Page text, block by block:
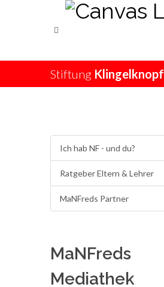
Stiftung Klingelknopf
Ich hab NF - und du?
Ratgeber Eltern & Lehrer
MaNFreds Partner
MaNFreds
Mediathek